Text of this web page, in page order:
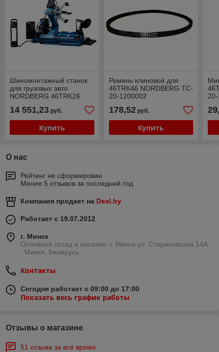
Шиномонтажный станок
для грузовых авто
NORDBERG 46TRK26
14 551,23 руб.
Купить
Ремень клиновой для
46TRK46 NORDBERG TC-
20-1200002
178,52руб.
Купить
О нас
Рейтинг не сформирован
Менее 5 отзывов за последний год
Компания продает на Deal.by
Работает с 19.07.2012
г. Минск
Основной склад и магазин: г. Минск ул. Стариновская 14А.
, Минск, Беларусь
Контакты
Сегодня работает с 09:00 до 17:00
Показать весь график работы
Отзывы о магазине
51 отзыва за всё время